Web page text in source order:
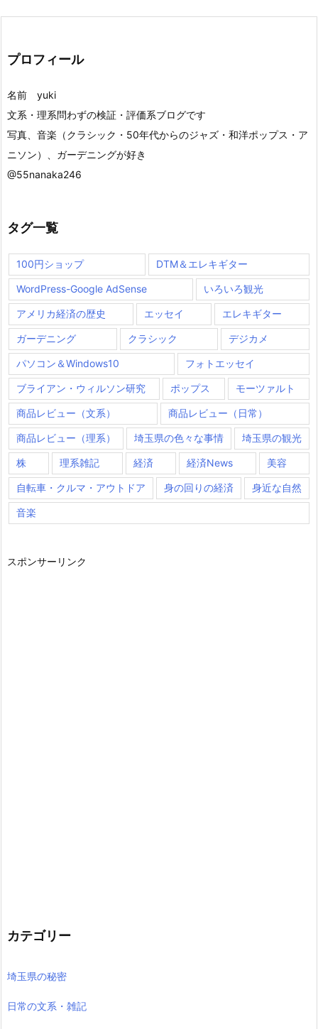
プロフィール
名前 yuki
文系・理系問わずの検証・評価系ブログです
写真、音楽（クラシック・50年代からのジャズ・和洋ポップス・ア
ニソン）、ガーデニングが好き
@55nanaka246
タグ一覧
100円ショップ DTM＆エレキギター
WordPress-Google AdSense いろいろ観光
アメリカ経済の歴史 エッセイ エレキギター
ガーデニング クラシック デジカメ
パソコン＆Windows10 フォトエッセイ
ブライアン・ウィルソン研究 ポップス モーツァルト
商品レビュー（文系） 商品レビュー（日常）
商品レビュー（理系） 埼玉県の色々な事情 埼玉県の観光
株 理系雑記 経済 経済News 美容
自転車・クルマ・アウトドア 身の回りの経済 身近な自然
音楽
スポンサーリンク
カテゴリー
埼玉県の秘密
日常の文系・雑記